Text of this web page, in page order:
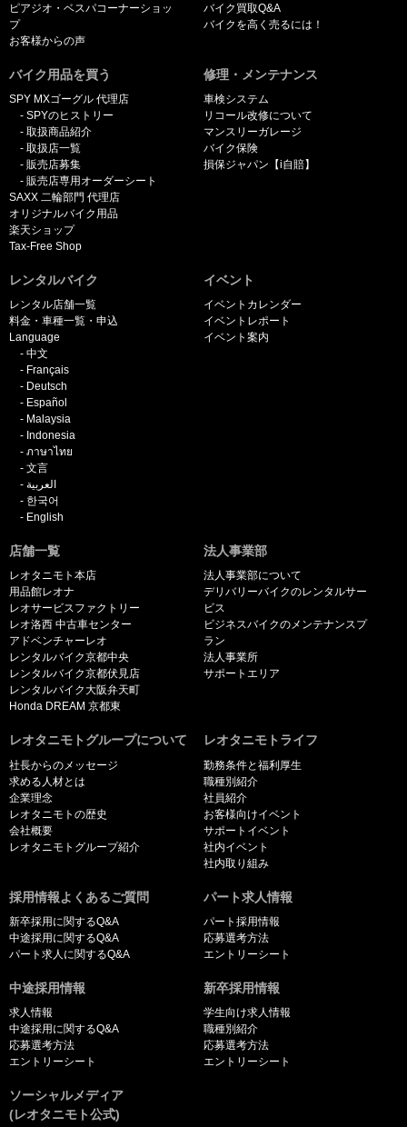
ピアジオ・ベスパコーナーショッ
プ
お客様からの声
バイク買取Q&A
バイクを高く売るには！
バイク用品を買う
SPY MXゴーグル 代理店
SPYのヒストリー
取扱商品紹介
取扱店一覧
販売店募集
販売店専用オーダーシート
SAXX 二輪部門 代理店
オリジナルバイク用品
楽天ショップ
Tax-Free Shop
修理・メンテナンス
車検システム
リコール改修について
マンスリーガレージ
バイク保険
損保ジャパン【i自賠】
レンタルバイク
レンタル店舗一覧
料金・車種一覧・申込
Language
中文
Français
Deutsch
Español
Malaysia
Indonesia
ภาษาไทย
文言
العربية
한국어
English
イベント
イベントカレンダー
イベントレポート
イベント案内
店舗一覧
レオタニモト本店
用品館レオナ
レオサービスファクトリー
レオ洛西 中古車センター
アドベンチャーレオ
レンタルバイク京都中央
レンタルバイク京都伏見店
レンタルバイク大阪弁天町
Honda DREAM 京都東
法人事業部
法人事業部について
デリバリーバイクのレンタルサー
ビス
ビジネスバイクのメンテナンスプ
ラン
法人事業所
サポートエリア
レオタニモトグループについて
社長からのメッセージ
求める人材とは
企業理念
レオタニモトの歴史
会社概要
レオタニモトグループ紹介
レオタニモトライフ
勤務条件と福利厚生
職種別紹介
社員紹介
お客様向けイベント
サポートイベント
社内イベント
社内取り組み
採用情報よくあるご質問
新卒採用に関するQ&A
中途採用に関するQ&A
パート求人に関するQ&A
パート求人情報
パート採用情報
応募選考方法
エントリーシート
中途採用情報
求人情報
中途採用に関するQ&A
応募選考方法
エントリーシート
新卒採用情報
学生向け求人情報
職種別紹介
応募選考方法
エントリーシート
ソーシャルメディア
(レオタニモト公式)